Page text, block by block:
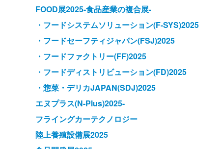
FOOD展2025-食品産業の複合展-
・フードシステムソリューション(F-SYS)2025
・フードセーフティジャパン(FSJ)2025
・フードファクトリー(FF)2025
・フードディストリビューション(FD)2025
・惣菜・デリカJAPAN(SDJ)2025
エヌプラス(N-Plus)2025-
フライングカーテクノロジー
陸上養殖設備展2025